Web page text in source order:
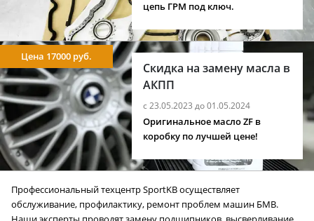
цепь ГРМ под ключ.
Скидка на замену масла в
АКПП
с 23.05.2023 до 01.05.2024
Цена 17000 руб.
Оригинальное масло ZF в
коробку по лучшей цене!
Профессиональный техцентр SportKB осуществляет
обслуживание, профилактику, ремонт проблем машин БМВ.